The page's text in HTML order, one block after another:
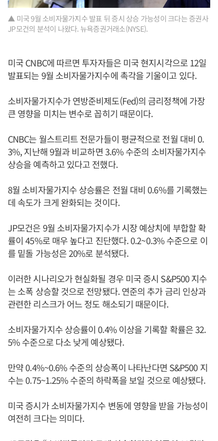
▲ 미국 9월 소비자물가지수 발표 뒤 증시 상승 가능성이 크다는 증권사
JP모건의 분석이 나왔다. 뉴욕증권거래소(NYSE).
미국 CNBC에 따르면 투자자들은 미국 현지시각으로 12일
발표되는 9월 소비자물가지수에 촉각을 기울이고 있다.
소비자물가지수가 연방준비제도(Fed)의 금리정책에 가장
큰 영향을 미치는 변수로 꼽히기 때문이다.
CNBC는 월스트리트 전문가들이 평균적으로 전월 대비 0.
3%, 지난해 9월과 비교하면 3.6% 수준의 소비자물가지수
상승을 예측하고 있다고 전했다.
8월 소비자물가지수 상승률은 전월 대비 0.6%를 기록했는
데 속도가 크게 완화되는 것이다.
JP모건은 9월 소비자물가지수가 시장 예상치에 부합할 확
률이 45%로 매우 높다고 진단했다. 0.2~0.3% 수준으로 이
를 밑돌 가능성은 20%로 분석됐다.
이러한 시나리오가 현실화될 경우 미국 증시 S&P500 지수
는 소폭 상승할 것으로 전망됐다. 연준의 추가 금리 인상과
관련한 리스크가 어느 정도 해소되기 때문이다.
소비자물가지수 상승률이 0.4% 이상을 기록할 확률은 32.
5% 수준으로 다소 낮게 예상됐다.
만약 0.4%~0.6% 수준의 상승폭이 나타난다면 S&P500 지
수는 0.75~1.25% 수준의 하락폭을 보일 것으로 예상됐다.
미국 증시가 소비자물가지수 변동에 영향을 받을 가능성이
여전히 크다는 의미다.